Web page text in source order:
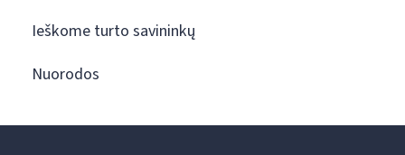
Ieškome turto savininkų
Nuorodos